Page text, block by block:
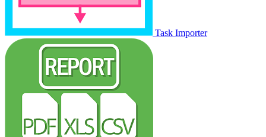
Task Importer